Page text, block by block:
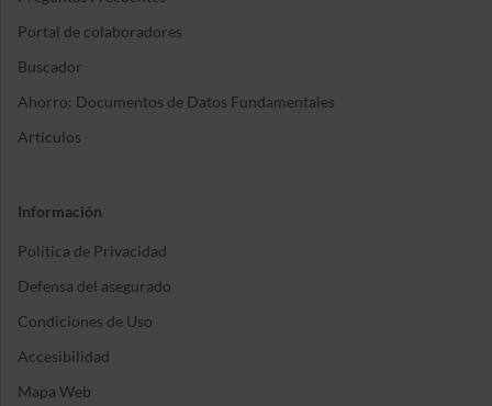
Portal de colaboradores
Buscador
Ahorro: Documentos de Datos Fundamentales
Artículos
Información
Política de Privacidad
Defensa del asegurado
Condiciones de Uso
Accesibilidad
Mapa Web